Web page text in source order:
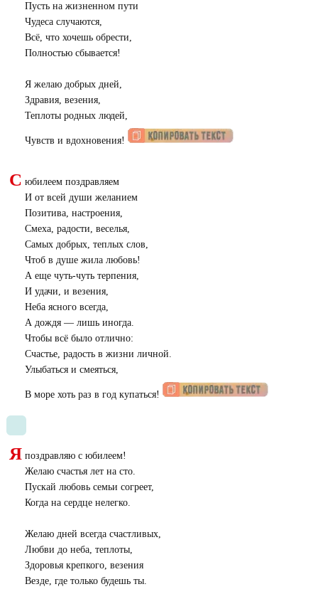
Пусть на жизненном пути
Чудеса случаются,
Всё, что хочешь обрести,
Полностью сбывается!
Я желаю добрых дней,
Здравия, везения,
Теплоты родных людей,
Чувств и вдохновения!
С юбилеем поздравляем
И от всей души желанием
Позитива, настроения,
Смеха, радости, веселья,
Самых добрых, теплых слов,
Чтоб в душе жила любовь!
А еще чуть-чуть терпения,
И удачи, и везения,
Неба ясного всегда,
А дождя — лишь иногда.
Чтобы всё было отлично:
Счастье, радость в жизни личной.
Улыбаться и смеяться,
В море хоть раз в год купаться!
Я поздравляю с юбилеем!
Желаю счастья лет на сто.
Пускай любовь семьи согреет,
Когда на сердце нелегко.
Желаю дней всегда счастливых,
Любви до неба, теплоты,
Здоровья крепкого, везения
Везде, где только будешь ты.